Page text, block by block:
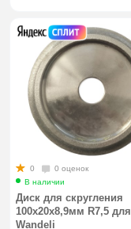
0
0 оценок
В наличии
Диск для скругления
100x20x8,9мм R7,5 для
Wandeli